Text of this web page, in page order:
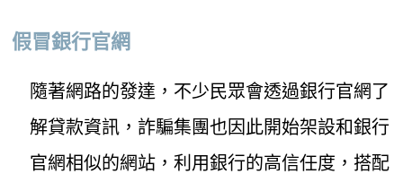
假冒銀行官網
隨著網路的發達，不少民眾會透過銀行官網了
解貸款資訊，詐騙集團也因此開始架設和銀行
官網相似的網站，利用銀行的高信任度，搭配